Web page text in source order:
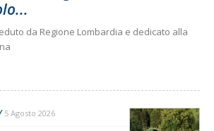
da Regione Lombardia e dedicato alla
5 Agosto 2026